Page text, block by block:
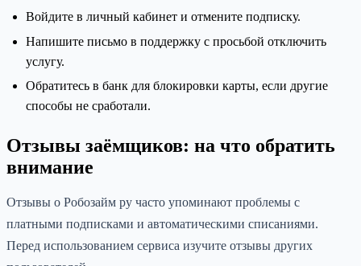
Войдите в личный кабинет и отмените подписку.
Напишите письмо в поддержку с просьбой отключить
услугу.
Обратитесь в банк для блокировки карты, если другие
способы не сработали.
Отзывы заёмщиков: на что обратить
внимание
Отзывы о Робозайм ру часто упоминают проблемы с
платными подписками и автоматическими списаниями.
Перед использованием сервиса изучите отзывы других